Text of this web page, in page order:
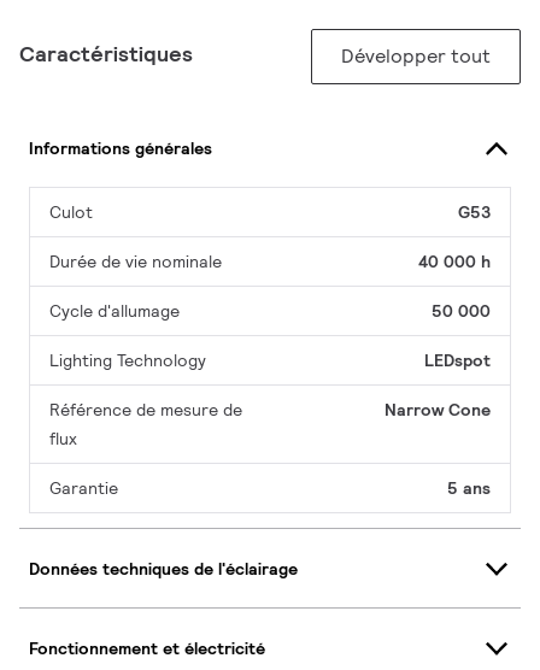
Caractéristiques Développer tout
Informations générales
Culot G53
Durée de vie nominale 40 000 h
Cycle d'allumage 50 000
Lighting Technology LEDspot
Référence de mesure de
flux
Narrow Cone
Garantie 5 ans
Données techniques de l'éclairage
Fonctionnement et électricité